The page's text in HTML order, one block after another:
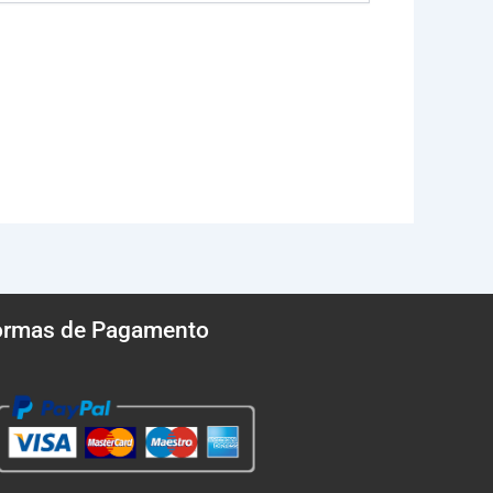
de Pagamento